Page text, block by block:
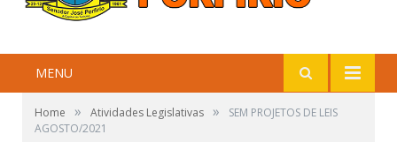
MENU
Home » Atividades Legislativas »
SEM PROJETOS DE LEIS
AGOSTO/2021